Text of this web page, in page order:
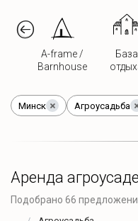
A-frame /
Barnhouse
База
Минск Агроусадьба
Аренда
Подобрано 66